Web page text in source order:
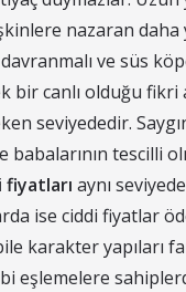
nazaran daha
ve süs
bir canlı olduğu fikri
seviyededir.
babalarının tescilli
fiyatları aynı
ise ciddi fiyatlar
karakter yapıları
eşlemelere